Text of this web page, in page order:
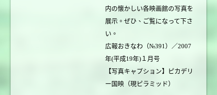
内の懐かしい各映画館の写真を
展示。ぜひ、ご覧になって下さ
い。
広報おきなわ（№391）／2007
年(平成19年)１月号
【写真キャプション】ピカデリ
ー国映（現ピラミッド）